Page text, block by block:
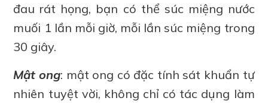
đau rát họng, bạn có thể súc miệng nước
muối 1 lần mỗi giờ, mỗi lần súc miệng trong
30 giây.
Mật ong: mật ong có đặc tính sát khuẩn tự
nhiên tuyệt vời, không chỉ có tác dụng làm